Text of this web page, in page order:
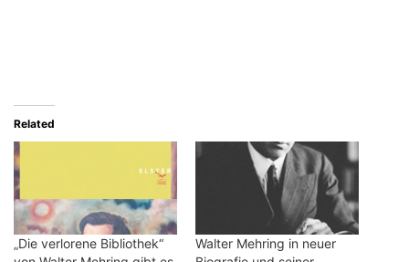
Related
„Die verlorene Bibliothek“
Walter Mehring in neuer